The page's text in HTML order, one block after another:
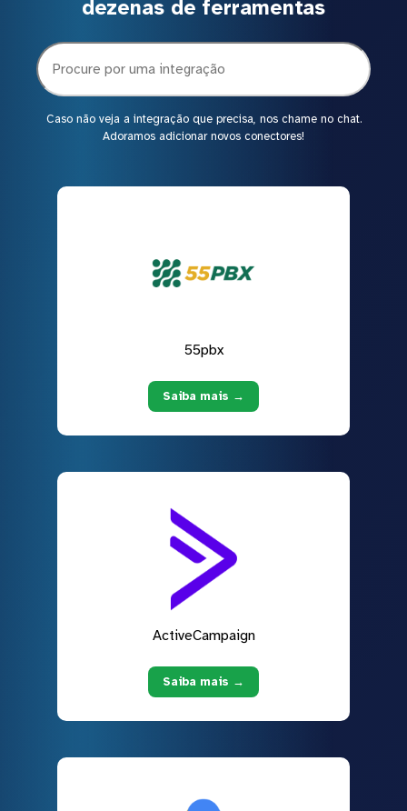
dezenas de ferramentas
Caso não veja a integração que precisa, nos chame no chat.
Adoramos adicionar novos conectores!
55pbx
Saiba mais →
ActiveCampaign
Saiba mais →